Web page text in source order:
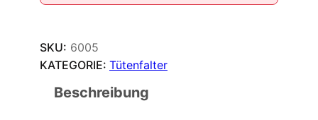
SKU: 6005
KATEGORIE: Tütenfalter
Beschreibung